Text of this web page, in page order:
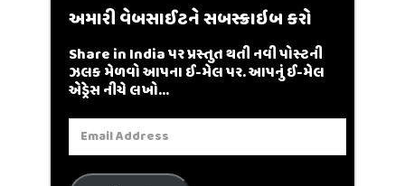
અમારી વેબસાઈટને સબસ્ક્રાઇબ કરો
Share in India પર પ્રસ્તુત થતી નવી પોસ્ટની
ઝલક મેળવો આપના ઈ-મેલ પર. આપનું ઈ-મેલ
એડ્રેસ નીચે લખો...
Email
Address